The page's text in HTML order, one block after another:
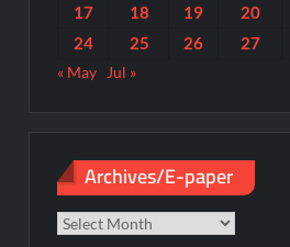
17
18 19 20
24
25 26 27
« May Jul »
Archives/E-paper